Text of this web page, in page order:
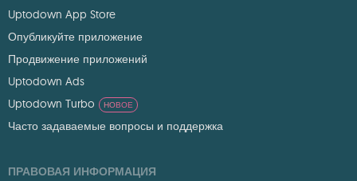
Uptodown App Store
Опубликуйте приложение
Продвижение приложений
Uptodown Ads
Uptodown Turbo
НОВОЕ
Часто задаваемые вопросы и поддержка
ПРАВОВАЯ ИНФОРМАЦИЯ